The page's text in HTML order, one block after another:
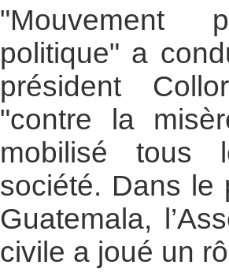
"Mouvement
politique" a
président
"contre la
mobilisé tous
société. Dans le
Guatemala,
civile a joué un